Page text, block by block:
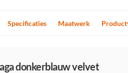
Specificaties Maatwerk
donkerblauw velvet